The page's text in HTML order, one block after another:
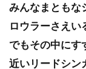
みんなまともな
ロウラーさえい
でもその中にす
近いリードシン